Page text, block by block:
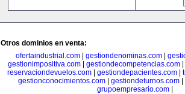
Otros dominios en venta:
ofertaindustrial.com| gestiondenominas.com|
gestionimpositiva.com
gestiondecompetencias.com
reservaciondevuelos.com
gestiondepacientes.com
gestionconocimientos.com
gestiondeturnos.com
grupoempresario.com